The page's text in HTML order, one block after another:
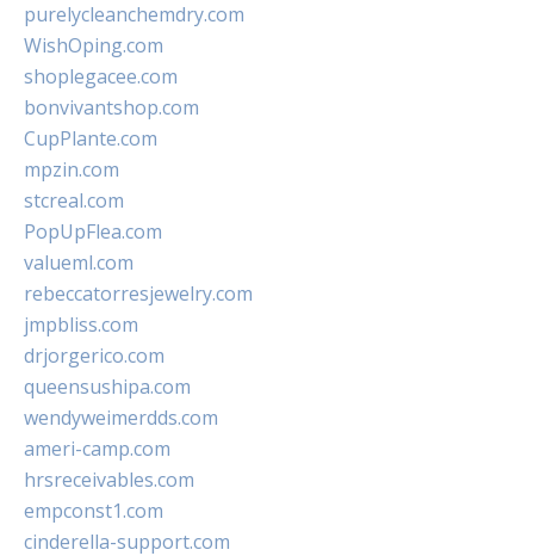
purelycleanchemdry.com
WishOping.com
shoplegacee.com
bonvivantshop.com
CupPlante.com
mpzin.com
stcreal.com
PopUpFlea.com
valueml.com
rebeccatorresjewelry.com
jmpbliss.com
drjorgerico.com
queensushipa.com
wendyweimerdds.com
ameri-camp.com
hrsreceivables.com
empconst1.com
cinderella-support.com